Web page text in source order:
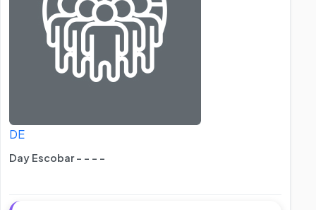
DE
Day Escobar - - - -